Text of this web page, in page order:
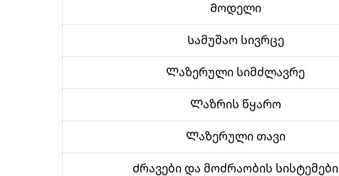
Მოდელი
Სამუშაო სივრცე
Ლაზერული სიმძლავრე
Ლაზრის წყარო
Ლაზერული თავი
Ძრავები და მოძრაობის სისტემები